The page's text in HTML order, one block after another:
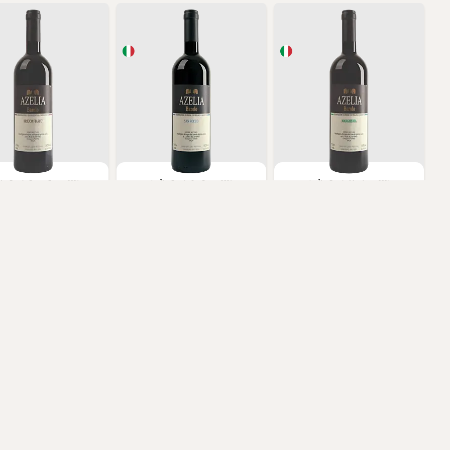
Barolo Bricco Fiasco 2021 Azelia, Barolo San Rocco 2021 Azelia, Barolo Margheria 2021